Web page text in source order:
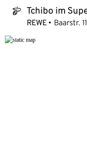
tchibo_logo Tchibo im
REWE Baarstr.